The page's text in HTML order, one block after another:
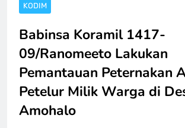
KODIM
Babinsa Koramil 1417-
09/Ranomeeto Lakukan
Pemantauan Peternakan
Petelur Milik Warga di
Amohalo